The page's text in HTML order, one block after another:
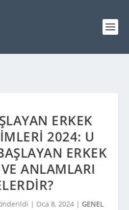
ERKEK
2024: U
ERKEK
ANLAMLARI
| Oca 8, 2024 | GENEL